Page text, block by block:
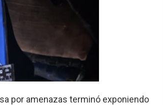
por amenazas terminó exponiendo